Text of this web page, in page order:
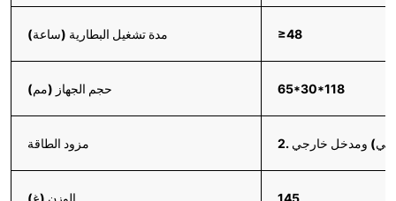
مدة تشغيل البطارية (ساعة) ≥48
حجم الجهاز (مم) 65*30*118
مزود الطاقة
الوزن (غ) 145